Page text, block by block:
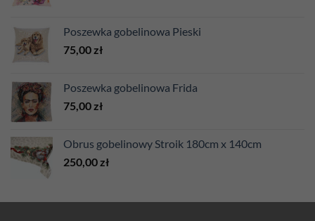
Poszewka gobelinowa Pieski
75,00 zł
Poszewka gobelinowa Frida
75,00 zł
Obrus gobelinowy Stroik 180cm x 140cm
250,00 zł